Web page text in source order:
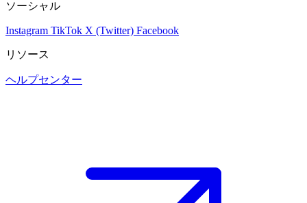
ソーシャル
Instagram TikTok X (Twitter) Facebook
リソース
ヘルプセンター